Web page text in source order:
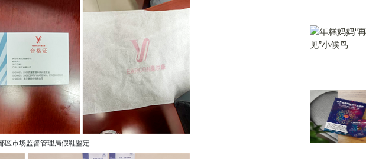
区市场监督管理局假鞋鉴定